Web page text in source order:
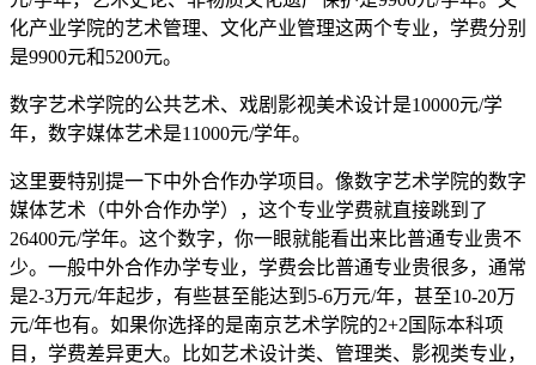
化产业学院的艺术管理、文化产业管理这两个专业，学费分别
是9900元和5200元。
数字艺术学院的公共艺术、戏剧影视美术设计是10000元/学
年，数字媒体艺术是11000元/学年。
这里要特别提一下中外合作办学项目。像数字艺术学院的数字
媒体艺术（中外合作办学），这个专业学费就直接跳到了
26400元/学年。这个数字，你一眼就能看出来比普通专业贵不
少。一般中外合作办学专业，学费会比普通专业贵很多，通常
是2-3万元/年起步，有些甚至能达到5-6万元/年，甚至10-20万
元/年也有。如果你选择的是南京艺术学院的2+2国际本科项
目，学费差异更大。比如艺术设计类、管理类、影视类专业，